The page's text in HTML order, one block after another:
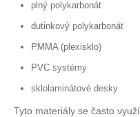
plný polykarbonát
dutinkový polykarbonát
PMMA (plexisklo)
PVC systémy
sklolaminátové desky
Tyto materiály se často